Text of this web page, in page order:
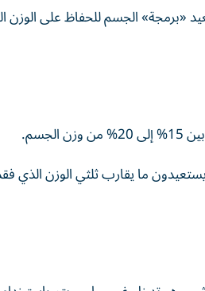
«برمجة» الجسم للحفاظ على الوزن
ما يقارب ثلثي الوزن الذي